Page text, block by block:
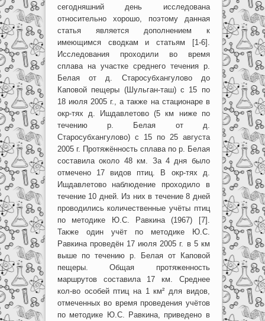
сегодняшний день исследована
относительно хорошо, поэтому данная
статья является дополнением к
имеющимся сводкам и статьям [1-6].
Исследования проходили во время
сплава на участке среднего течения р.
Белая от д. Старосубхангулово до
Каповой пещеры (Шульган-таш) с 15 по
18 июля 2005 г., а также на стационаре в
окр-тях д. Ишдавлетово (5 км ниже по
течению р. Белая от д.
Старосубхангулово) с 15 по 25 августа
2005 г. Протяжённость сплава по р. Белая
составила около 48 км. За 4 дня было
отмечено 17 видов птиц. В окр-тях д.
Ишдавлетово наблюдение проходило в
течение 10 дней. Из них в течение 8 дней
проводились количественные учёты птиц
по методике Ю.С. Равкина (1967) [7].
Также один учёт по методике Ю.С.
Равкина проведён 17 июля 2005 г. в 5 км
выше по течению р. Белая от Каповой
пещеры. Общая протяженность
маршрутов составила 17 км. Среднее
кол-во особей птиц на 1 км² для видов,
отмеченных во время проведения учётов
по методике Ю.С. Равкина, приведено в